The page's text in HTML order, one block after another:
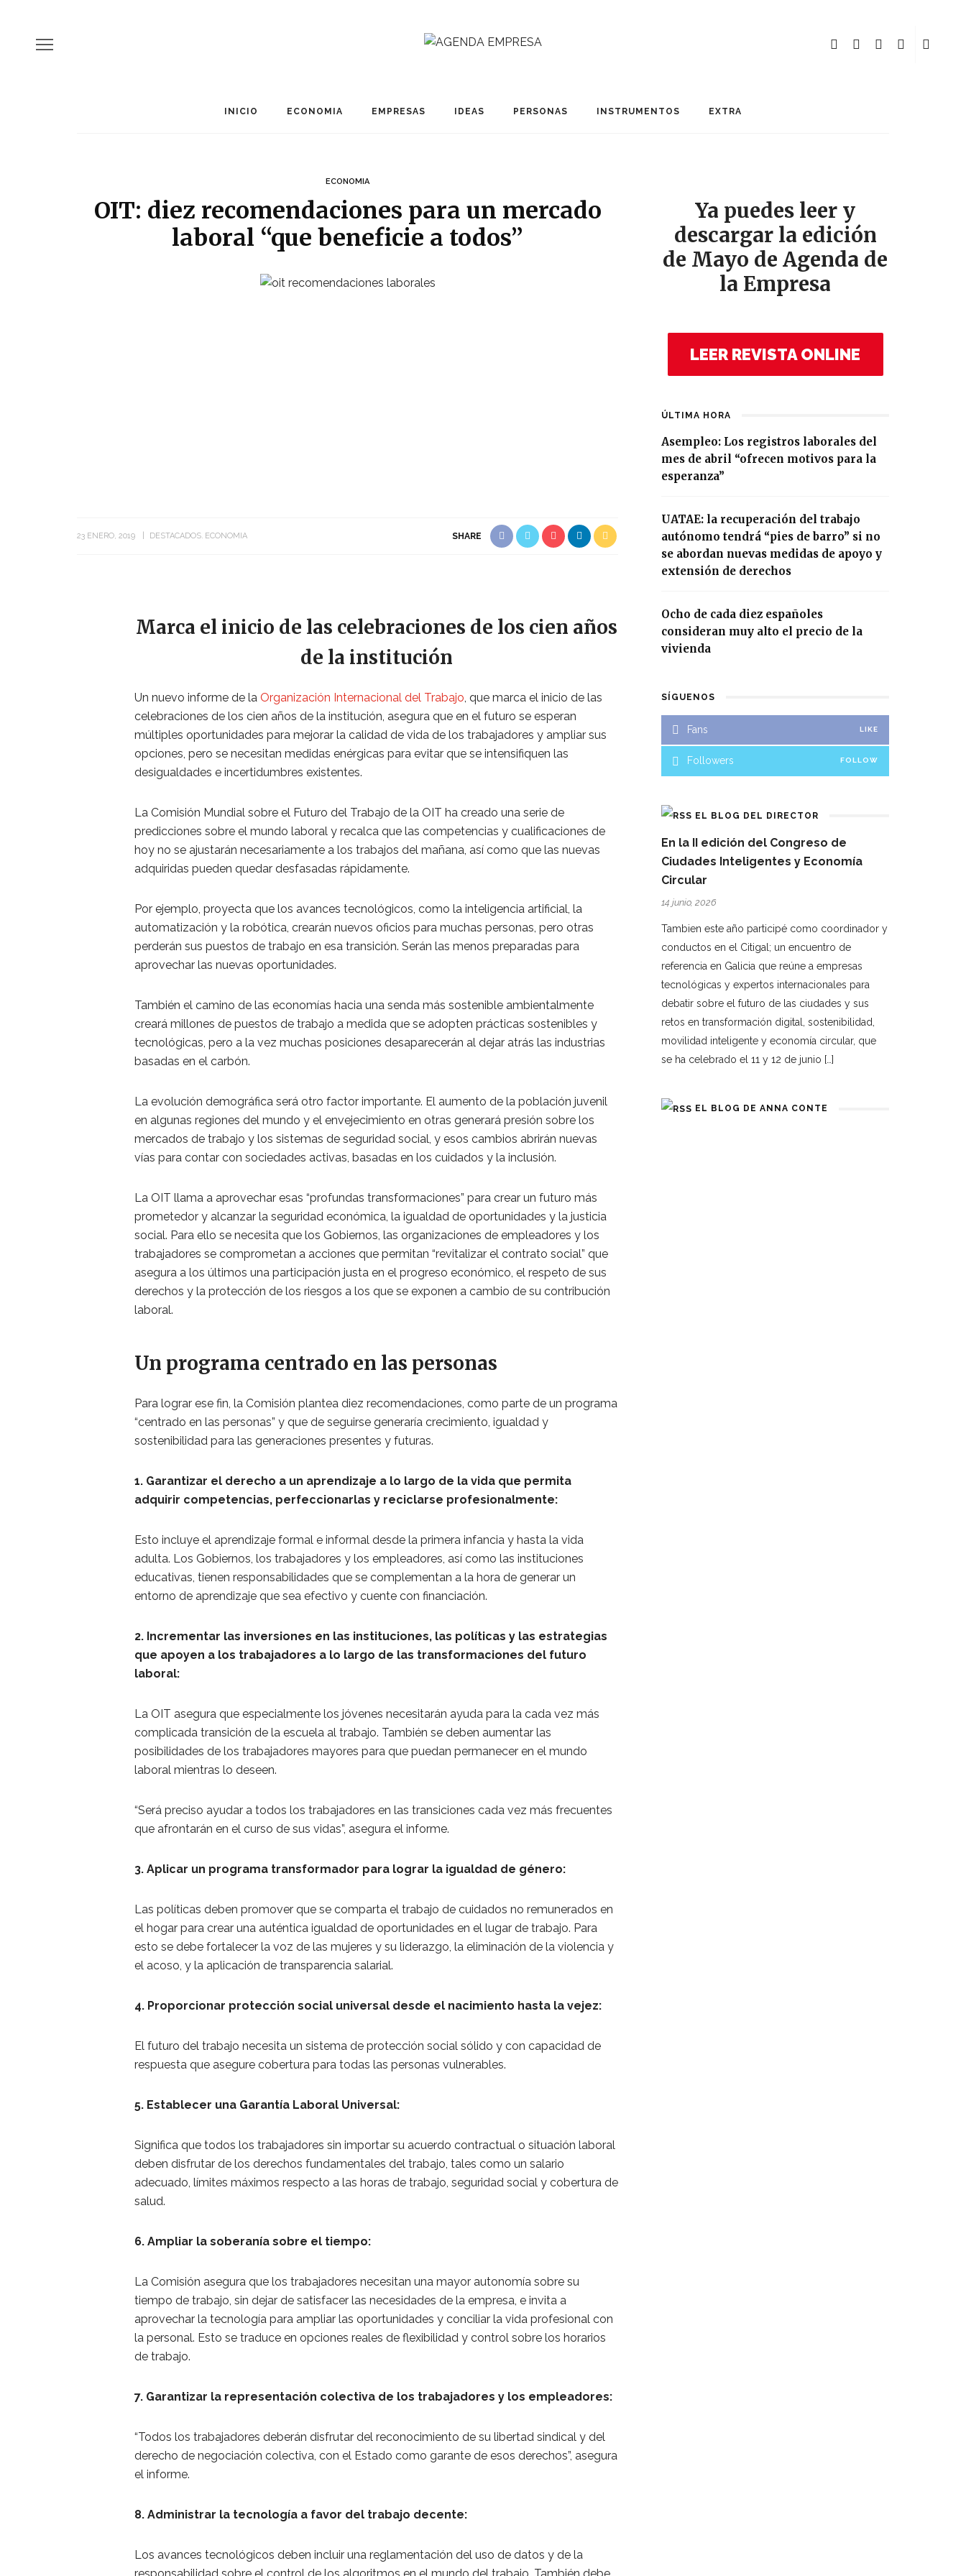
INICIO ECONOMIA EMPRESAS IDEAS PERSONAS INSTRUMENTOS EXTRA
ECONOMIA
OIT: diez recomendaciones para un mercado
laboral “que beneficie a todos”
23 ENERO, 2019 DESTACADOS ECONOMIA SHARE
Marca el inicio de las celebraciones de los cien años
de la institución
Un nuevo informe de la Organización Internacional del Trabajo, que marca el inicio de las
celebraciones de los cien años de la institución, asegura que en el futuro se esperan
múltiples oportunidades para mejorar la calidad de vida de los trabajadores y ampliar sus
opciones, pero se necesitan medidas enérgicas para evitar que se intensifiquen las
desigualdades e incertidumbres existentes.
La Comisión Mundial sobre el Futuro del Trabajo de la OIT ha creado una serie de
predicciones sobre el mundo laboral y recalca que las competencias y cualificaciones de
hoy no se ajustarán necesariamente a los trabajos del mañana, así como que las nuevas
adquiridas pueden quedar desfasadas rápidamente.
Por ejemplo, proyecta que los avances tecnológicos, como la inteligencia artificial, la
automatización y la robótica, crearán nuevos oficios para muchas personas, pero otras
perderán sus puestos de trabajo en esa transición. Serán las menos preparadas para
aprovechar las nuevas oportunidades.
También el camino de las economías hacia una senda más sostenible ambientalmente
creará millones de puestos de trabajo a medida que se adopten prácticas sostenibles y
tecnológicas, pero a la vez muchas posiciones desaparecerán al dejar atrás las industrias
basadas en el carbón.
La evolución demográfica será otro factor importante. El aumento de la población juvenil
en algunas regiones del mundo y el envejecimiento en otras generará presión sobre los
mercados de trabajo y los sistemas de seguridad social, y esos cambios abrirán nuevas
vías para contar con sociedades activas, basadas en los cuidados y la inclusión.
La OIT llama a aprovechar esas “profundas transformaciones” para crear un futuro más
prometedor y alcanzar la seguridad económica, la igualdad de oportunidades y la justicia
social. Para ello se necesita que los Gobiernos, las organizaciones de empleadores y los
trabajadores se comprometan a acciones que permitan “revitalizar el contrato social” que
asegura a los últimos una participación justa en el progreso económico, el respeto de sus
derechos y la protección de los riesgos a los que se exponen a cambio de su contribución
laboral.
Un programa centrado en las personas
Para lograr ese fin, la Comisión plantea diez recomendaciones, como parte de un programa
“centrado en las personas” y que de seguirse generaría crecimiento, igualdad y
sostenibilidad para las generaciones presentes y futuras.
1. Garantizar el derecho a un aprendizaje a lo largo de la vida que permita
adquirir competencias, perfeccionarlas y reciclarse profesionalmente:
Esto incluye el aprendizaje formal e informal desde la primera infancia y hasta la vida
adulta. Los Gobiernos, los trabajadores y los empleadores, así como las instituciones
educativas, tienen responsabilidades que se complementan a la hora de generar un
entorno de aprendizaje que sea efectivo y cuente con financiación.
2. Incrementar las inversiones en las instituciones, las políticas y las estrategias
que apoyen a los trabajadores a lo largo de las transformaciones del futuro
laboral:
La OIT asegura que especialmente los jóvenes necesitarán ayuda para la cada vez más
complicada transición de la escuela al trabajo. También se deben aumentar las
posibilidades de los trabajadores mayores para que puedan permanecer en el mundo
laboral mientras lo deseen.
“Será preciso ayudar a todos los trabajadores en las transiciones cada vez más frecuentes
que afrontarán en el curso de sus vidas”, asegura el informe.
3. Aplicar un programa transformador para lograr la igualdad de género:
Las políticas deben promover que se comparta el trabajo de cuidados no remunerados en
el hogar para crear una auténtica igualdad de oportunidades en el lugar de trabajo. Para
esto se debe fortalecer la voz de las mujeres y su liderazgo, la eliminación de la violencia y
el acoso, y la aplicación de transparencia salarial.
4. Proporcionar protección social universal desde el nacimiento hasta la vejez:
El futuro del trabajo necesita un sistema de protección social sólido y con capacidad de
respuesta que asegure cobertura para todas las personas vulnerables.
5. Establecer una Garantía Laboral Universal:
Significa que todos los trabajadores sin importar su acuerdo contractual o situación laboral
deben disfrutar de los derechos fundamentales del trabajo, tales como un salario
adecuado, límites máximos respecto a las horas de trabajo, seguridad social y cobertura de
salud.
6. Ampliar la soberanía sobre el tiempo:
La Comisión asegura que los trabajadores necesitan una mayor autonomía sobre su
tiempo de trabajo, sin dejar de satisfacer las necesidades de la empresa, e invita a
aprovechar la tecnología para ampliar las oportunidades y conciliar la vida profesional con
la personal. Esto se traduce en opciones reales de flexibilidad y control sobre los horarios
de trabajo.
7. Garantizar la representación colectiva de los trabajadores y los empleadores:
“Todos los trabajadores deberán disfrutar del reconocimiento de su libertad sindical y del
derecho de negociación colectiva, con el Estado como garante de esos derechos”, asegura
el informe.
8. Administrar la tecnología a favor del trabajo decente:
Los avances tecnológicos deben incluir una reglamentación del uso de datos y de la
Ya puedes leer y
descargar la edición
de Mayo de Agenda de
la Empresa
LEER REVISTA ONLINE
ÚLTIMA HORA
Asempleo: Los registros laborales del
mes de abril “ofrecen motivos para la
esperanza”
UATAE: la recuperación del trabajo
autónomo tendrá “pies de barro” si no
se abordan nuevas medidas de apoyo y
extensión de derechos
Ocho de cada diez españoles
consideran muy alto el precio de la
vivienda
SÍGUENOS
Fans LIKE
Followers FOLLOW
EL BLOG DEL DIRECTOR
En la II edición del Congreso de
Ciudades Inteligentes y Economía
Circular
14 junio, 2026
Tambien este año participé como coordinador y
conductos en el Citigal; un encuentro de
referencia en Galicia que reúne a empresas
tecnológicas y expertos internacionales para
debatir sobre el futuro de las ciudades y sus
retos en transformación digital, sostenibilidad,
movilidad inteligente y economía circular, que
se ha celebrado el 11 y 12 de junio […]
EL BLOG DE ANNA CONTE